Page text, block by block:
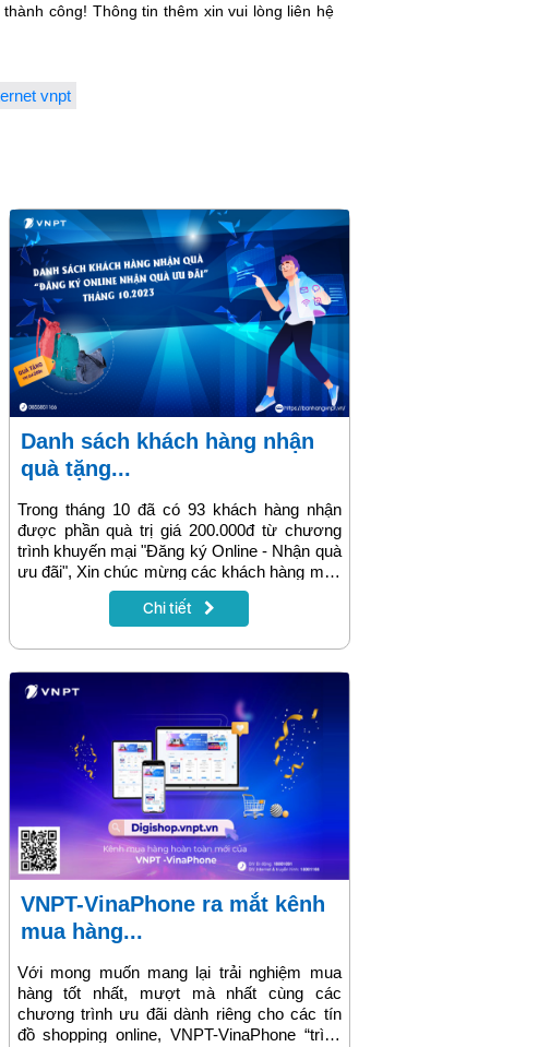
công! Thông tin thêm xin vui lòng liên hệ
vnpt
Danh sách khách hàng nhận
quà tặng...
Trong tháng 10 đã có 93 khách hàng nhận
được phần quà trị giá 200.000đ từ chương
trình khuyến mại "Đăng ký Online - Nhận quà
ưu đãi", Xin chúc mừng các khách hàng may
mắn nhận được quà tặng! Đây là các khách
hàng đã đăng ký lắp đặt Internet sớm nhất
VNPT Hà Nội. Danh sách cụ thể có trong bài
viết dưới đây.
Chi tiết
VNPT-VinaPhone ra mắt kênh
mua hàng...
Với mong muốn mang lại trải nghiệm mua
hàng tốt nhất, mượt mà nhất cùng các
chương trình ưu đãi dành riêng cho các tín
đồ shopping online, VNPT-VinaPhone “trình